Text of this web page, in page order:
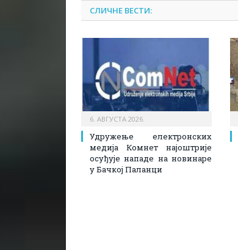
СЛИЧНЕ ВЕСТИ:
6. АВГУСТА 2026.
Удружење електронских
медија Комнет најоштрије
осуђује нападе на новинаре
у Бачкој Паланци